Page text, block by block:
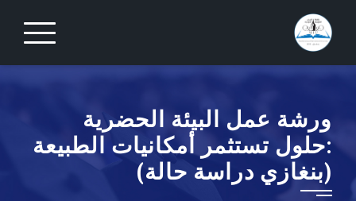
content
ورشة عمل البيئة الحضرية
:حلول تستثمر أمكانيات الطبيعة
(بنغازي دراسة حالة)